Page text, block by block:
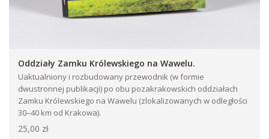
Oddziały Zamku Królewskiego na Wawelu.
Uaktualniony i rozbudowany przewodnik (w formie
dwustronnej publikacji) po obu pozakrakowskich oddziałach
Zamku Królewskiego na Wawelu (zlokalizowanych w odległości
30–40 km od Krakowa).
25,00 zł